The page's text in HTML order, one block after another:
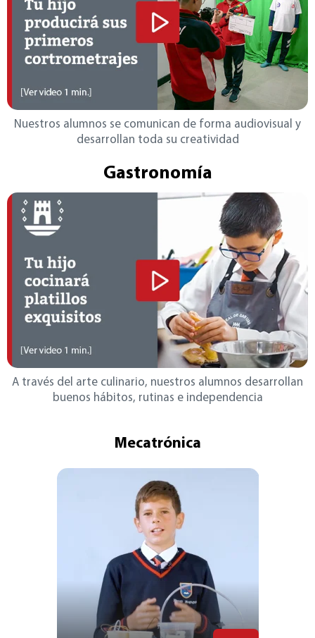
Nuestros alumnos se comunican de forma audiovisual y
desarrollan toda su creatividad
Gastronomía
A través del arte culinario, nuestros alumnos desarrollan
buenos hábitos, rutinas e independencia
Mecatrónica